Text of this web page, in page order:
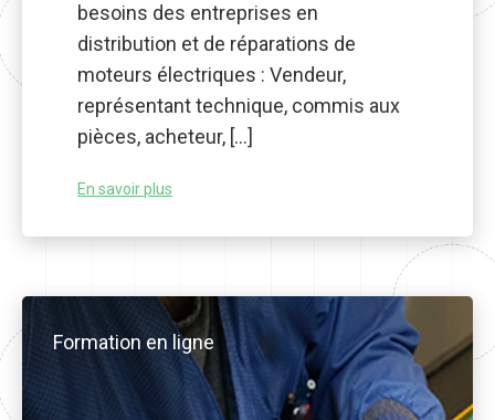
besoins des entreprises en
distribution et de réparations de
moteurs électriques : Vendeur,
représentant technique, commis aux
pièces, acheteur, […]
En savoir plus
Formation en ligne